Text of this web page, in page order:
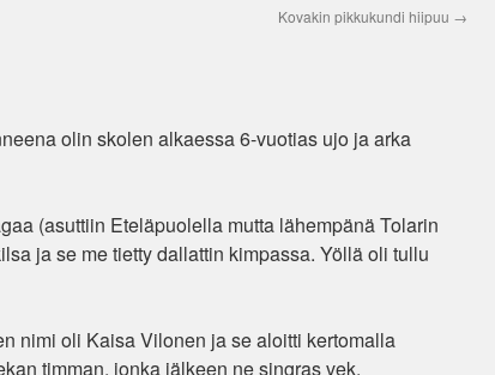
Kovakin pikkukundi hiipuu →
olin skolen alkaessa 6-vuotias ujo ja arka
(asuttiin Eteläpuolella mutta lähempänä Tolarin
ja se me tietty dallattin kimpassa. Yöllä oli tullu
nimi oli Kaisa Vilonen ja se aloitti kertomalla
timman, jonka jälkeen ne singras vek.